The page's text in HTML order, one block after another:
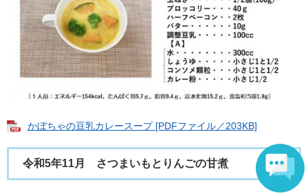
かぼちゃの豆乳カレースープ [PDFファイル／203KB]
令和5年11月 さつまいもとりんごの甘煮